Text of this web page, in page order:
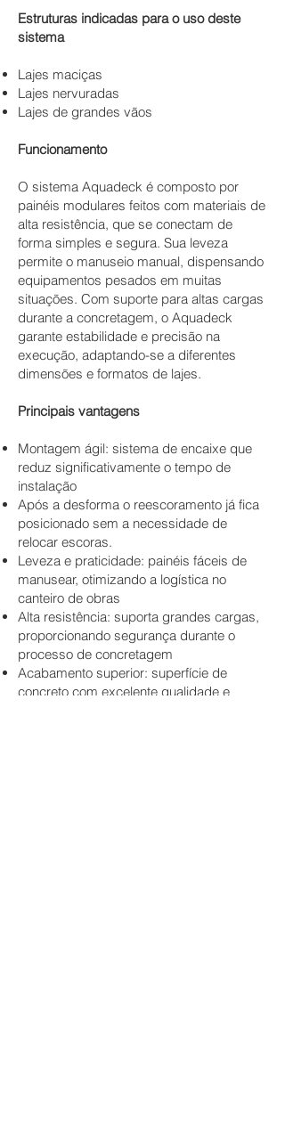
Estruturas indicadas para o uso deste
sistema
Lajes maciças
Lajes nervuradas
Lajes de grandes vãos
Funcionamento
O sistema Aquadeck é composto por
painéis modulares feitos com materiais de
alta resistência, que se conectam de
forma simples e segura. Sua leveza
permite o manuseio manual, dispensando
equipamentos pesados em muitas
situações. Com suporte para altas cargas
durante a concretagem, o Aquadeck
garante estabilidade e precisão na
execução, adaptando-se a diferentes
dimensões e formatos de lajes.
Principais vantagens
Montagem ágil: sistema de encaixe que
reduz significativamente o tempo de
instalação
Após a desforma o reescoramento já fica
posicionado sem a necessidade de
relocar escoras.
Leveza e praticidade: painéis fáceis de
manusear, otimizando a logística no
canteiro de obras
Alta resistência: suporta grandes cargas,
proporcionando segurança durante o
processo de concretagem
Acabamento superior: superfície de
concreto com excelente qualidade e